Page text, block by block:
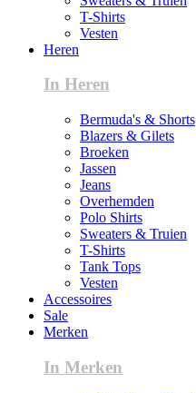
T-Shirts
Vesten
Heren
In Heren
Bermuda's & Shorts
Blazers & Gilets
Broeken
Jassen
Jeans
Overhemden
Polo Shirts
Sweaters & Truien
T-Shirts
Tank Tops
Vesten
Accessoires
Sale
Merken
In Merken